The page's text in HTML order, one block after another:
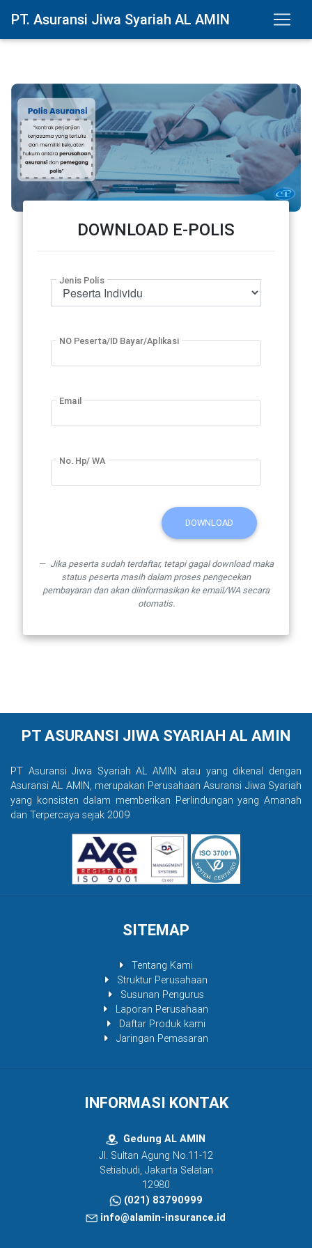
PT. Asuransi Jiwa Syariah AL AMIN
DOWNLOAD E-POLIS
Jenis Polis
NO Peserta/ID Bayar/Aplikasi
Email
No. Hp/ WA
DOWNLOAD
Jika peserta sudah terdaftar, tetapi gagal download maka
status peserta masih dalam proses pengecekan
pembayaran dan akan diinformasikan ke email/WA secara
otomatis.
PT ASURANSI JIWA SYARIAH AL AMIN
PT Asuransi Jiwa Syariah AL AMIN atau yang dikenal dengan
Asuransi AL AMIN, merupakan Perusahaan Asuransi Jiwa Syariah
yang konsisten dalam memberikan Perlindungan yang Amanah
dan Terpercaya sejak 2009
SITEMAP
Tentang Kami
Struktur Perusahaan
Susunan Pengurus
Laporan Perusahaan
Daftar Produk kami
Jaringan Pemasaran
INFORMASI KONTAK
Gedung AL AMIN
Jl. Sultan Agung No.11-12
Setiabudi, Jakarta Selatan
12980
(021) 83790999
info@alamin-insurance.id